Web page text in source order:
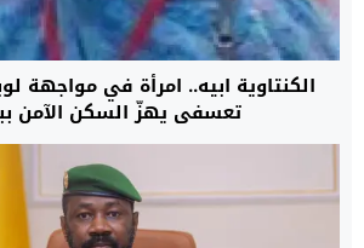
الكنتاوية ابيه.. امرأة في مواجهة
تعسفي يهزّ السكن الآمن